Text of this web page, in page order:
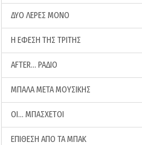
ΔΥΟ ΛΕΡΕΣ ΜΟΝΟ
Η ΕΦΕΣΗ ΤΗΣ ΤΡΙΤΗΣ
AFTER… ΡΑΔΙΟ
ΜΠΑΛΑ ΜΕΤΑ ΜΟΥΣΙΚΗΣ
ΟΙ… ΜΠΑΣΧΕΤΟΙ
ΕΠΙΘΕΣΗ ΑΠΟ ΤΑ ΜΠΑΚ